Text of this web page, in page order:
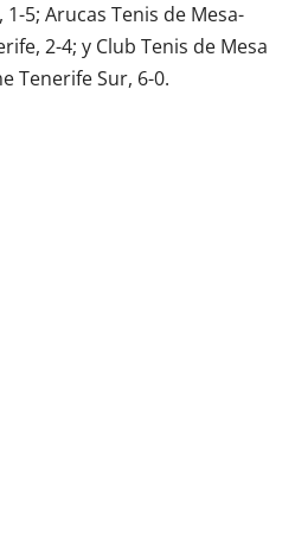
5; Arucas Tenis de Mesa-
2-4; y Club Tenis de Mesa
Tenerife Sur, 6-0.